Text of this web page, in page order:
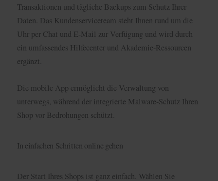
Transaktionen und tägliche Backups zum Schutz Ihrer
Daten. Das Kundenserviceteam steht Ihnen rund um die
Uhr per Chat und E-Mail zur Verfügung und wird durch
ein umfassendes Hilfecenter und Akademie-Ressourcen
ergänzt.
Die mobile App ermöglicht die Verwaltung von
unterwegs, während der integrierte Malware-Schutz Ihren
Shop vor Bedrohungen schützt.
In einfachen Schritten online gehen
Der Start Ihres Shops ist ganz einfach. Wählen Sie